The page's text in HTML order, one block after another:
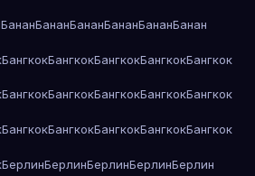
БананБананБананБананБананБанан
БангкокБангкокБангкокБангкокБангкок
БангкокБангкокБангкокБангкокБангкок
БангкокБангкокБангкокБангкокБангкок
БерлинБерлинБерлинБерлинБерлин